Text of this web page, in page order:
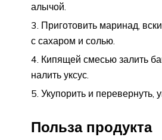
алычой.
Приготовить маринад,
с сахаром и солью.
Кипящей смесью залить
налить уксус.
Укупорить и перевернуть,
Польза продукта